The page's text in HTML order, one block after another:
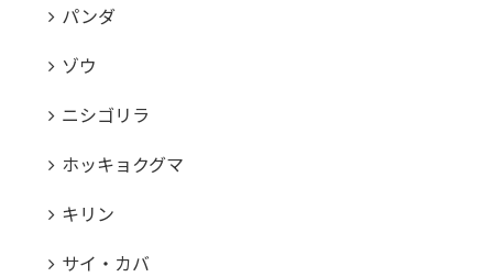
パンダ
ゾウ
ニシゴリラ
ホッキョクグマ
キリン
サイ・カバ